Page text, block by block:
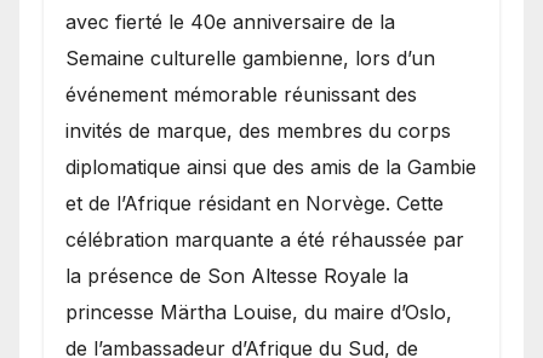
avec fierté le 40e anniversaire de la
Semaine culturelle gambienne, lors d’un
événement mémorable réunissant des
invités de marque, des membres du corps
diplomatique ainsi que des amis de la Gambie
et de l’Afrique résidant en Norvège. Cette
célébration marquante a été réhaussée par
la présence de Son Altesse Royale la
princesse Märtha Louise, du maire d’Oslo,
de l’ambassadeur d’Afrique du Sud, de